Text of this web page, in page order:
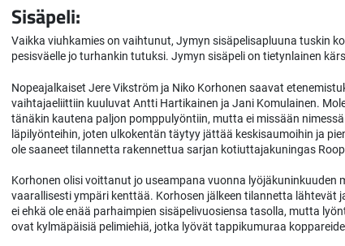
Sisäpeli:
Vaikka viuhkamies on vaihtunut, Jymyn sisäpelisapluuna tuskin
pesisväelle jo turhankin tutuksi. Jymyn sisäpeli on tietynlainen
Nopeajalkaiset Jere Vikström ja Niko Korhonen saavat
vaihtajaeliittiin kuuluvat Antti Hartikainen ja Jani Komulainen.
tänäkin kautena paljon pomppulyöntiin, mutta ei missään
läpilyönteihin, joten ulkokentän täytyy jättää keskisaumoihin ja
ole saaneet tilannetta rakennettua sarjan kotiuttajakuningas
Korhonen olisi voittanut jo useampana vuonna
vaarallisesti ympäri kenttää. Korhosen jälkeen tilannetta lähtevät
ei ehkä ole enää parhaimpien sisäpelivuosiensa tasolla, mutta
ovat kylmäpäisiä pelimiehiä, jotka lyövät tappikumuraa